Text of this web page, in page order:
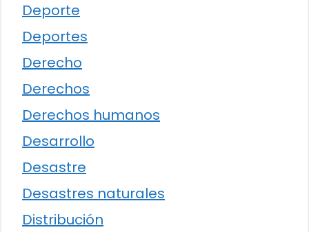
Deporte
Deportes
Derecho
Derechos
Derechos humanos
Desarrollo
Desastre
Desastres naturales
Distribución